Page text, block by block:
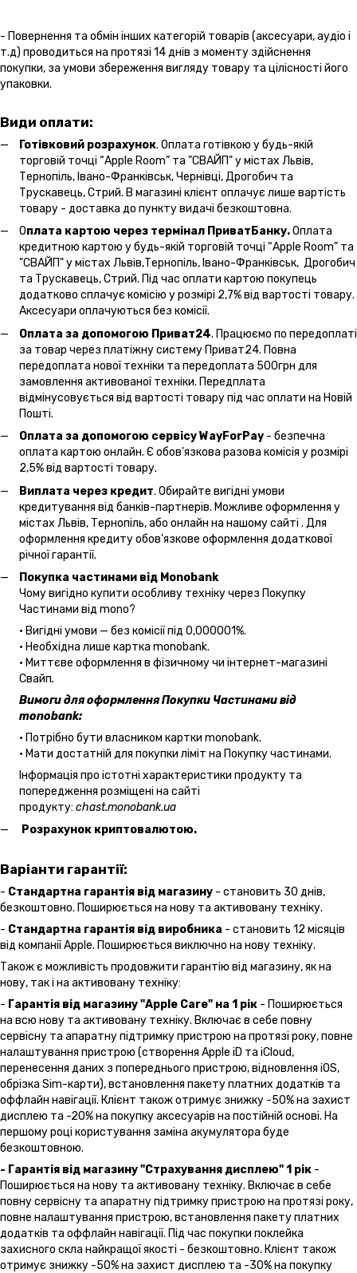
- Повернення та обмін інших категорій товарів (аксесуари, аудіо і
т.д) проводиться на протязі 14 днів з моменту здійснення
покупки, за умови збереження вигляду товару та цілісності його
упаковки.
Види оплати:
Готівковий розрахунок. Оплата готівкою у будь-якій
торговій точці “Apple Room” та "СВАЙП" у містах Львів,
Тернопіль, Івано-Франківськ, Чернівці, Дрогобич та
Трускавець, Стрий. В магазині клієнт оплачує лише вартість
товару - доставка до пункту видачі безкоштовна.
Оплата картою через термінал ПриватБанку.Оплата
кредитною картою у будь-якій торговій точці “Apple Room” та
"СВАЙП" у містах Львів,Тернопіль, Івано-Франківськ, Дрогобич
та Трускавець, Стрий. Під час оплати картою покупець
додатково сплачує комісію у розмірі 2,7% від вартості товару.
Аксесуари оплачуються без комісії.
Оплата за допомогою Приват24. Працюємо по передоплаті
за товар через платіжну систему Приват24. Повна
передоплата нової техніки та передоплата 500грн для
замовлення активованої техніки. Передплата
відмінусовується від вартості товару під час оплати на Новій
Пошті.
Оплата за допомогою сервісу WayForPay - безпечна
оплата картою онлайн. Є обов'язкова разова комісія у розмірі
2,5% від вартості товару.
Виплата через кредит. Обирайте вигідні умови
кредитування від банків-партнерів. Можливе оформлення у
містах Львів, Тернопіль, або онлайн на нашому сайті . Для
оформлення кредиту обов'язкове оформлення додаткової
річної гарантії.
Покупка частинами від Monobank
Чому вигідно купити особливу техніку через Покупку
Частинами від mono?
• Вигідні умови — без комісії під 0,000001%.
• Необхідна лише картка monobank.
• Миттєве оформлення в фізичному чи інтернет-магазині
Cвайп.
Вимоги для оформлення Покупки Частинами від
monobank:
• Потрібно бути власником картки monobank.
• Мати достатній для покупки ліміт на Покупку частинами.
Інформація про істотні характеристики продукту та
попередження розміщені на сайті
продукту: chast.monobank.ua
Розрахунок криптовалютою.
Варіанти гарантії:
- Стандартна гарантія від магазину - становить 30 днів,
безкоштовно. Поширюється на нову та активовану техніку.
- Стандартна гарантія від виробника - становить 12 місяців
від компанії Apple. Поширюється виключно на нову техніку.
Також є можливість продовжити гарантію від магазину, як на
нову, так і на активовану техніку:
- Гарантія від магазину "Apple Care" на 1 рік - Поширюється
на всю нову та активовану техніку. Включає в себе повну
сервісну та апаратну підтримку пристрою на протязі року, повне
налаштування пристрою (створення Apple iD та iCloud,
перенесення даних з попереднього пристрою, відновлення іOS,
обрізка Sim-карти), встановлення пакету платних додатків та
оффлайн навігації. Клієнт також отримує знижку -50% на захист
дисплею та -20% на покупку аксесуарів на постійній основі. На
першому році користування заміна акумулятора буде
безкоштовною.
- Гарантія від магазину "Страхування дисплею" 1 рік -
Поширюється на нову та активовану техніку. Включає в себе
повну сервісну та апаратну підтримку пристрою на протязі року,
повне налаштування пристрою, встановлення пакету платних
додатків та оффлайн навігації. Під час покупки поклейка
захисного скла найкращої якості - безкоштовно. Клієнт також
отримує знижку -50% на захист дисплею та -30% на покупку